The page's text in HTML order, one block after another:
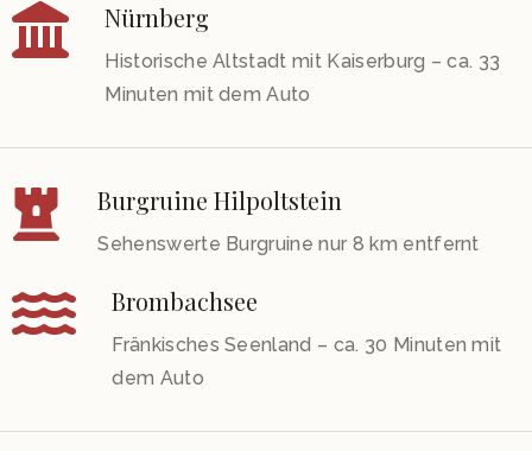
Nürnberg
Historische Altstadt mit Kaiserburg – ca. 33
Minuten mit dem Auto
Burgruine Hilpoltstein
Sehenswerte Burgruine nur 8 km entfernt
Brombachsee
Fränkisches Seenland – ca. 30 Minuten mit
dem Auto